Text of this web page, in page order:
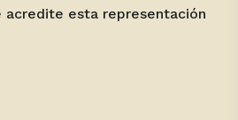
acredite esta representación